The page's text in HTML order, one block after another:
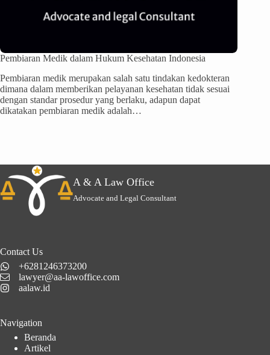
Pembiaran Medik dalam Hukum Kesehatan Indonesia
Pembiaran medik merupakan salah satu tindakan kedokteran
dimana dalam memberikan pelayanan kesehatan tidak sesuai
dengan standar prosedur yang berlaku, adapun dapat
dikatakan pembiaran medik adalah…
A & A Law Office
Advocate and Legal Consultant
Contact Us
+6281246373200
lawyer@aa-lawoffice.com
aalaw.id
Navigation
Beranda
Artikel